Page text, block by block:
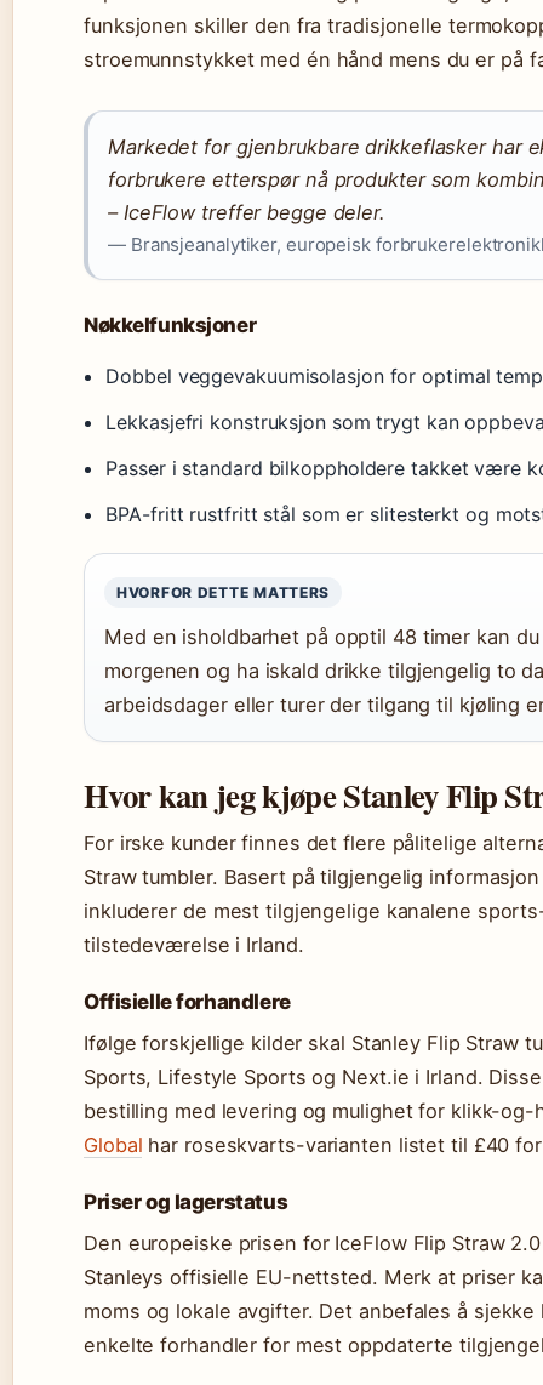
funksjonen skiller den fra tradisjonelle
stroemunnstykket med én hånd mens du er på
Markedet for gjenbrukbare drikkeflasker har
forbrukere etterspør nå produkter som
– IceFlow treffer begge deler.
— Bransjeanalytiker, europeisk
Nøkkelfunksjoner
Dobbel veggevakuumisolasjon for optimal
Lekkasjefri konstruksjon som trygt kan
Passer i standard bilkoppholdere takket være
BPA-fritt rustfritt stål som er slitesterkt og
HVORFOR DETTE MATTERS
Med en isholdbarhet på opptil 48 timer kan
morgenen og ha iskald drikke tilgjengelig to
arbeidsdager eller turer der tilgang til kjøling
Hvor kan jeg kjøpe Stanley Flip
For irske kunder finnes det flere pålitelige
Straw tumbler. Basert på tilgjengelig
inkluderer de mest tilgjengelige kanalene
tilstedeværelse i Irland.
Offisielle forhandlere
Ifølge forskjellige kilder skal Stanley Flip Straw
Sports, Lifestyle Sports og Next.ie i Irland.
bestilling med levering og mulighet for klikk-
Global har roseskvarts-varianten listet til £40
Priser og lagerstatus
Den europeiske prisen for IceFlow Flip Straw
Stanleys offisielle EU-nettsted. Merk at priser
moms og lokale avgifter. Det anbefales å
enkelte forhandler for mest oppdaterte